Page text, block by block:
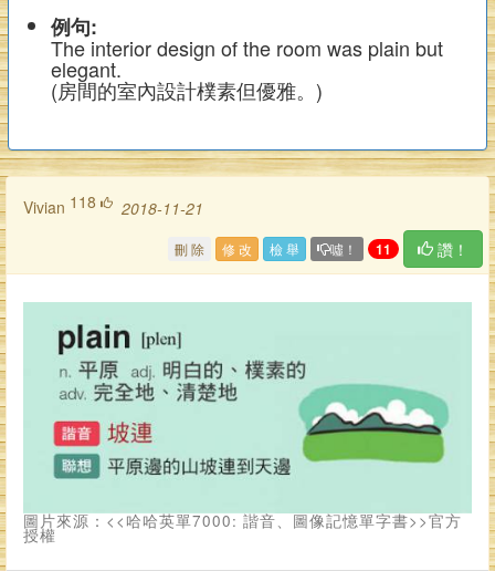
例句:
The interior design of the room was plain but
elegant.
(房間的室內設計樸素但優雅。)
vivian 118 2018-11-21
刪 除 修 改 檢 舉 噓！ 11 讚！
圖片來源：<<哈哈英單7000: 諧音、圖像記憶單字書>>官方
授權